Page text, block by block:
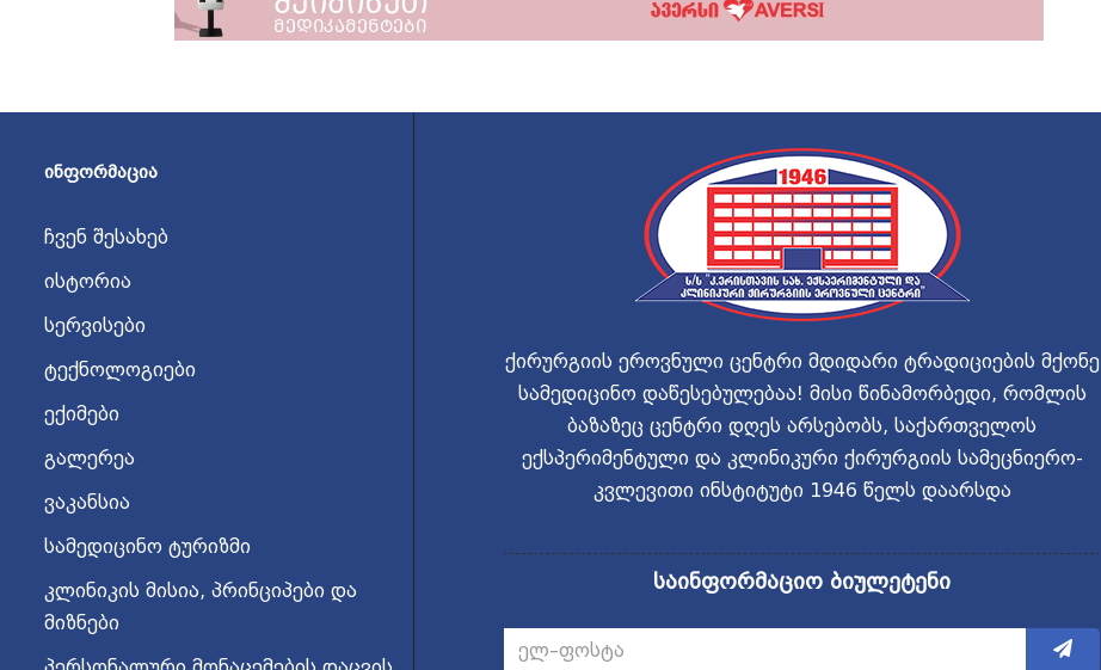
ᲘᲜᲤᲝᲠᲛᲐᲪᲘᲐ
ჩვენ შესახებ
ისტორია
სერვისები
ტექნოლოგიები
ექიმები
გალერეა
ვაკანსია
სამედიცინო ტურიზმი
კლინიკის მისია, პრინციპები და
მიზნები
ქირურგიის ეროვნული ცენტრი მდიდარი ტრადიციების მქონე
სამედიცინო დაწესებულებაა! მისი წინამორბედი, რომლის
ბაზაზეც ცენტრი დღეს არსებობს, საქართველოს
ექსპერიმენტული და კლინიკური ქირურგიის სამეცნიერო-
კვლევითი ინსტიტუტი 1946 წელს დაარსდა
საინფორმაციო ბიულეტენი